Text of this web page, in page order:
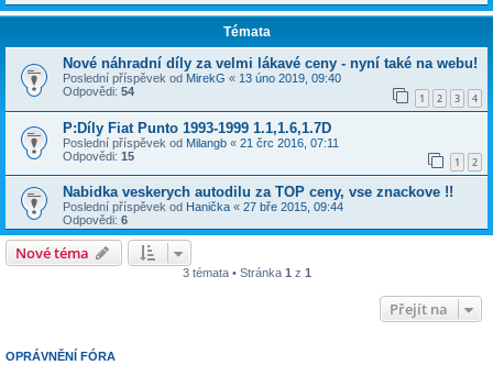
Témata
Nové náhradní díly za velmi lákavé ceny - nyní také na webu!
Poslední příspěvek od MirekG « 13 úno 2019, 09:40
Odpovědi: 54 1 2 3 4
P:Díly Fiat Punto 1993-1999 1.1,1.6,1.7D
Poslední příspěvek od Milangb « 21 črc 2016, 07:11
Odpovědi: 15 1 2
Nabidka veskerych autodilu za TOP ceny, vse znackove !!
Poslední příspěvek od Hanička « 27 bře 2015, 09:44
Odpovědi: 6
Nové téma
3 témata • Stránka 1z 1
Přejít na
OPRÁVNĚNÍ FÓRA